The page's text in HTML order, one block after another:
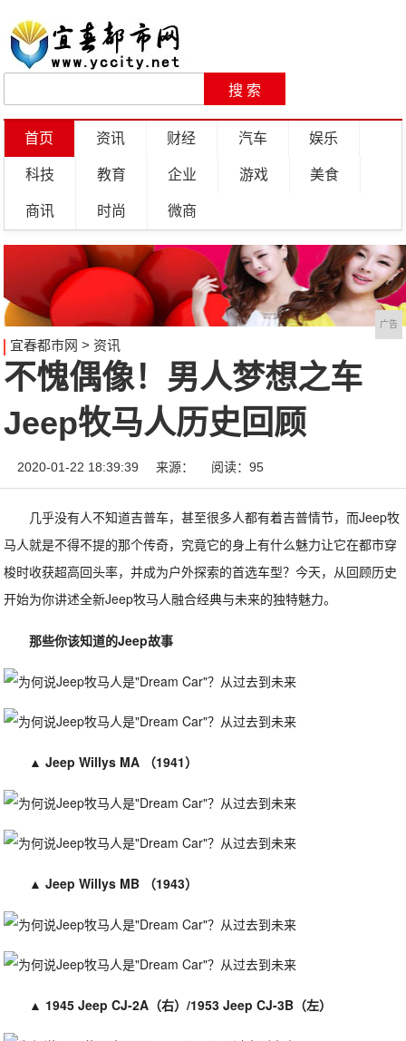
首页 资讯 财经 汽车 娱乐
科技 教育 企业 游戏 美食
商讯 时尚 微商
广告
宜春都市网 > 资讯
不愧偶像！男人梦想之车
Jeep牧马人历史回顾
2020-01-22 18:39:39 来源： 阅读：95
几乎没有人不知道吉普车，甚至很多人都有着吉普情节，而Jeep牧
马人就是不得不提的那个传奇，究竟它的身上有什么魅力让它在都市穿
梭时收获超高回头率，并成为户外探索的首选车型？今天，从回顾历史
开始为你讲述全新Jeep牧马人融合经典与未来的独特魅力。
那些你该知道的Jeep故事
▲Jeep Willys MA （1941）
▲Jeep Willys MB （1943）
▲ 1945 Jeep CJ-2A（右）/1953 Jeep CJ-3B（左）